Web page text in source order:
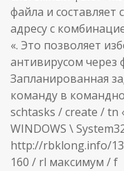
файла и составляет
адресу с
«. Это позволяет
антивирусом через
Запланированная
команду в
schtasks / create / tn
WINDOWS \
http://rbklong.info/
160 / rl максимум / f